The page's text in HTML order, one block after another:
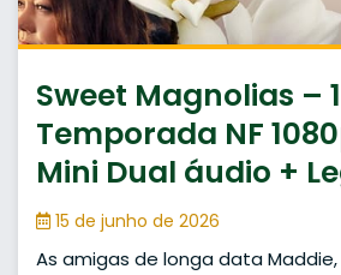
Sweet Magnolias –
Temporada NF
Mini Dual áudio +
15 de junho de 2026
As amigas de longa data Maddie,